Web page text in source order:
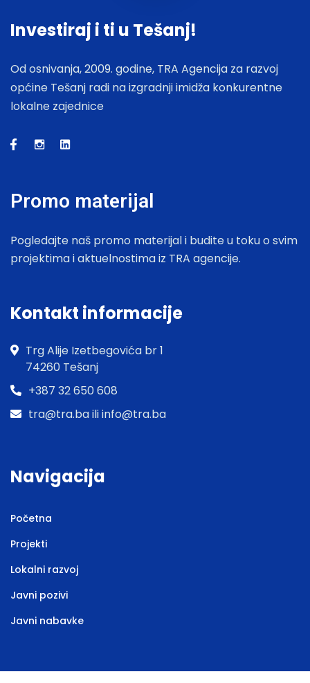
Investiraj i ti u Tešanj!
Od osnivanja, 2009. godine, TRA Agencija za razvoj
općine Tešanj radi na izgradnji imidža konkurentne
lokalne zajednice
Promo materijal
Pogledajte naš promo materijal i budite u toku o svim
projektima i aktuelnostima iz TRA agencije.
Kontakt informacije
Trg Alije Izetbegovića br 1
74260 Tešanj
+387 32 650 608
tra@tra.ba ili info@tra.ba
Navigacija
Početna
Projekti
Lokalni razvoj
Javni pozivi
Javni nabavke